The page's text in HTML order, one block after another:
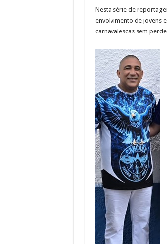
Nesta série de
envolvimento de jovens
carnavalescas sem